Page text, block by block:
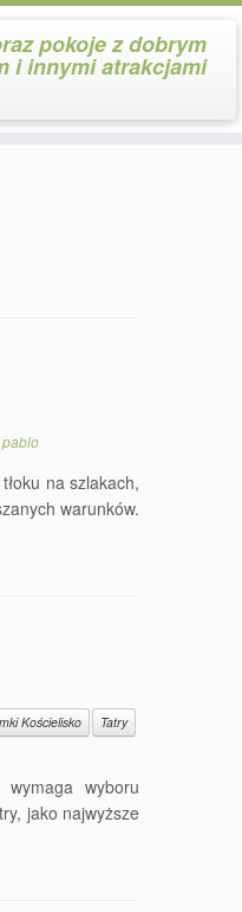
pokoje z dobrym
i innymi atrakcjami
pablo
na szlakach,
warunków.
Kościelisko Tatry
wyboru
jako najwyższe